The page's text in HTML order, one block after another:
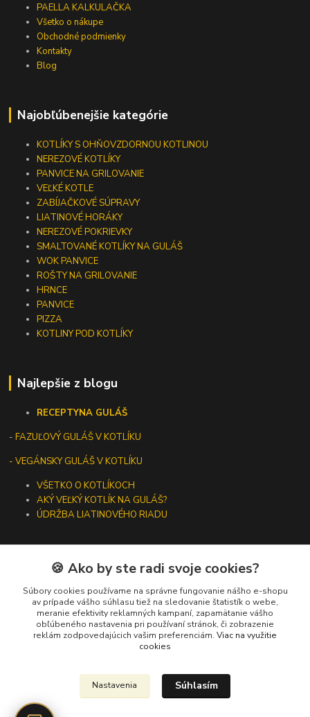
PAELLA KALKULAČKA
Všetko o nákupe
Obchodné podmienky
Kontakty
Blog
Najobľúbenejšie kategórie
KOTLÍKY S OHŇOVZDORNOU KOTLINOU
NEREZOVÉ KOTLÍKY
PANVICE NA GRILOVANIE
VEĽKÉ KOTLE
ZABÍJAČKOVÉ SÚPRAVY
LIATINOVÉ HORÁKY
NEREZOVÉ POKRIEVKY
SMALTOVANÉ KOTLÍKY NA GULÁŠ
WOK PANVICE
ROŠTY NA GRILOVANIE
HRNCE
PANVICE
PIZZA
KOTLINY POD KOTLÍKY
Najlepšie z blogu
RECEPTYNA GULÁŠ
-FAZUĽOVÝ GULÁŠ V KOTLÍKU
- VEGÁNSKY GULÁŠ V KOTLÍKU
VŠETKO O KOTLÍKOCH
AKÝ VEĽKÝ KOTLÍK NA GULÁŠ?
ÚDRŽBA LIATINOVÉHO RIADU
Kontakty
+421 919 275 553
(Po-Pia, 10-13 hod.)
🍪 Ako by ste radi svoje cookies?
Súbory cookies používame na správne fungovanie nášho e-shopu
av prípade vášho súhlasu tiež na sledovanie štatistík o webe,
meranie efektivity reklamných kampaní, zapamätanie vášho
obľúbeného nastavenia pri používaní stránok, či zobrazenie
reklám zodpovedajúcich vašim preferenciám. Viac na využitie
cookies
Nastavenia Súhlasím